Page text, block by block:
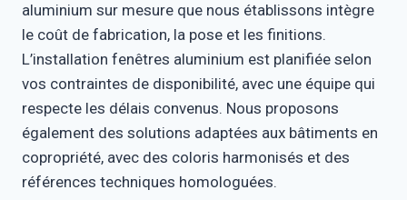
aluminium sur mesure que nous établissons intègre
le coût de fabrication, la pose et les finitions.
L’installation fenêtres aluminium est planifiée selon
vos contraintes de disponibilité, avec une équipe qui
respecte les délais convenus. Nous proposons
également des solutions adaptées aux bâtiments en
copropriété, avec des coloris harmonisés et des
références techniques homologuées.